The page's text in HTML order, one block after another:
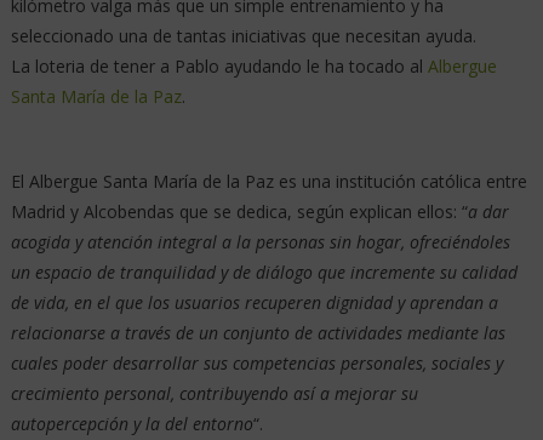
kilómetro valga más que un simple entrenamiento y ha
seleccionado una de tantas iniciativas que necesitan ayuda.
La loteria de tener a Pablo ayudando le ha tocado al Albergue
Santa María de la Paz.
El Albergue Santa María de la Paz es una institución católica entre
Madrid y Alcobendas que se dedica, según explican ellos: “a dar
acogida y atención integral a la personas sin hogar, ofreciéndoles
un espacio de tranquilidad y de diálogo que incremente su calidad
de vida, en el que los usuarios recuperen dignidad y aprendan a
relacionarse a través de un conjunto de actividades mediante las
cuales poder desarrollar sus competencias personales, sociales y
crecimiento personal, contribuyendo así a mejorar su
autopercepción y la del entorno“.